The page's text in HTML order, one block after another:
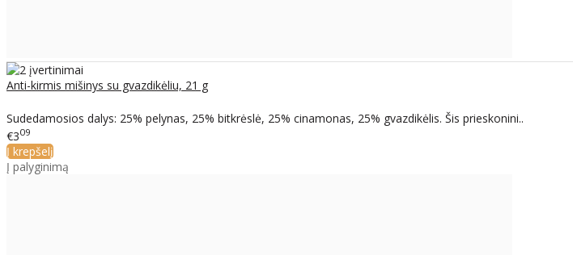
Anti-kirmis mišinys su gvazdikėliu, 21 g
Sudedamosios dalys: 25% pelynas, 25% bitkrėslė, 25% cinamonas, 25% gvazdikėlis. Šis prieskonini..
€309
Į krepšelį
Į palyginimą